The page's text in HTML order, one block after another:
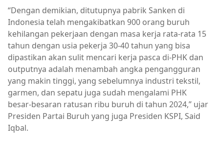
“Dengan demikian, ditutupnya pabrik Sanken di
Indonesia telah mengakibatkan 900 orang buruh
kehilangan pekerjaan dengan masa kerja rata-rata 15
tahun dengan usia pekerja 30-40 tahun yang bisa
dipastikan akan sulit mencari kerja pasca di-PHK dan
outputnya adalah menambah angka pengangguran
yang makin tinggi, yang sebelumnya industri tekstil,
garmen, dan sepatu juga sudah mengalami PHK
besar-besaran ratusan ribu buruh di tahun 2024,” ujar
Presiden Partai Buruh yang juga Presiden KSPI, Said
Iqbal.